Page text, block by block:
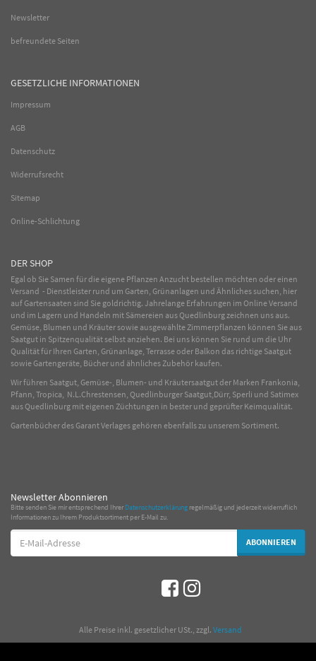
Newsletter
befreundete Seiten
GESETZLICHE INFORMATIONEN
Impressum
AGB
Datenschutz
Widerrufsrecht
Sitemap
Online-Schlichtung
DER SHOP
Egal ob Sie Samen für die eigene Pflanzen Anzucht bestellen möchten oder einen
Versand - Dienstleister rund um Garten, Grünanlagen und Ähnliches suchen, hier
auf Gartensaaten sind Sie goldrichtig. Jahrelange Erfahrungen im OnlineVersand
und im Lagern und Handeln mit Sämereien aus Quedlinburg zeichnen uns aus.
Gemüse, Blumen und Kräuter sowie ausgewählteZimmerpflanzen können Sie aus
Saatgut in Spitzenqualität selbst anziehen. Bei uns können Sie rund um die Uhr
Qualität für Ihren Garten, Grünanlage, Terrasse oder Balkon das richtige Saatgut
sowie Gartengeräte, Bücher und ähnliches Zubehör kaufen.
Wir führen Saatgut, Gemüse-, Blumen- und Kräutersaatgut der Marken Frankonia,
Pfann, Tropica, N.L.Chrestensen, Quedlinburger Saatgut,Dürr, Sperli und Satimex
aus Quedlinburg mit eigenen Züchtungen in bester und geprüfter Keimqualität.
Gartenbücher des Garant Verlages gehören ebenfalls zu unserem Sortiment.
Newsletter Abonnieren
Bitte senden Sie mir entsprechend IhrerDatenschutzerklärung regelmäßig und jederzeit widerruflich
Informationen zu Ihrem Produktsortiment per E-Mail zu.
E-
Mail-
Adresse
ABONNIEREN
Alle Preise inkl. gesetzlicher USt., zzgl. Versand